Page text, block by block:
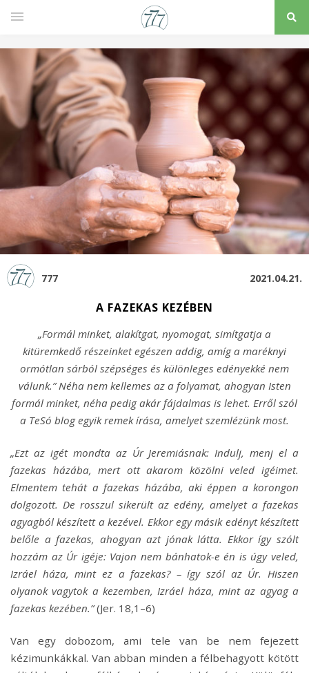
777 2021.04.21.
A FAZEKAS KEZÉBEN
„Formál minket, alakítgat, nyomogat, simítgatja a
kitüremkedő részeinket egészen addig, amíg a maréknyi
ormótlan sárból szépséges és különleges edényekké nem
válunk.” Néha nem kellemes az a folyamat, ahogyan Isten
formál minket, néha pedig akár fájdalmas is lehet. Erről szól
a TeSó blog egyik remek írása, amelyet szemlézünk most.
„Ezt az igét mondta az Úr Jeremiásnak: Indulj, menj el a
fazekas házába, mert ott akarom közölni veled igéimet.
Elmentem tehát a fazekas házába, aki éppen a korongon
dolgozott. De rosszul sikerült az edény, amelyet a fazekas
agyagból készített a kezével. Ekkor egy másik edényt készített
belőle a fazekas, ahogyan azt jónak látta. Ekkor így szólt
hozzám az Úr igéje: Vajon nem bánhatok-e én is úgy veled,
Izráel háza, mint ez a fazekas? – így szól az Úr. Hiszen
olyanok vagytok a kezemben, Izráel háza, mint az agyag a
fazekas kezében.”(Jer. 18,1–6)
Van egy dobozom, ami tele van be nem fejezett
kézimunkákkal. Van abban minden a félbehagyott kötött